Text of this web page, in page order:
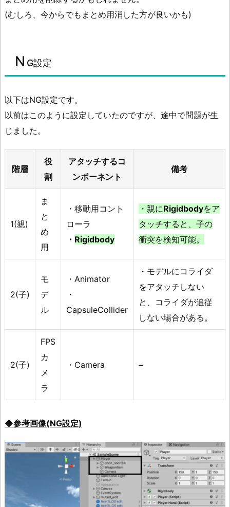
(むしろ、今からでもまとめ用消した方が良いかも)
N G設定
以下はNG設定です。
以前はこのように設定していたのですが、途中で問題が生
じました。
階層
役
割
アタッチするコ
ンポーネント
備考
1(親)
ま
と
め
用
・移動用コント
ローラ
・ Rigidbody
・親にRigidbodyをア
タッチすると、子の
衝突を検知可能。
2(子)
モ
デ
ル
・Animator
・
CapsuleCollider
・モデルにコライダ
をアタッチしない
と、コライダが追従
しない場合がある。
2(子)
FPS
カ
メ
ラ
・Camera –
◆参考画像(NG設定)